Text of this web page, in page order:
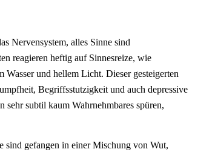
Nervensystem, alles Sinne sind
reagieren heftig auf Sinnesreize, wie
Wasser und hellem Licht. Dieser gesteigerten
Begriffsstutzigkeit und auch depressive
subtil kaum Wahrnehmbares spüren,
sind gefangen in einer Mischung von Wut,